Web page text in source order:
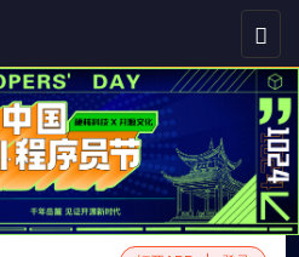
切
换
导
航